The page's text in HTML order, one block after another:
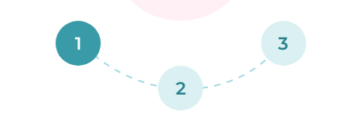
1
2
3